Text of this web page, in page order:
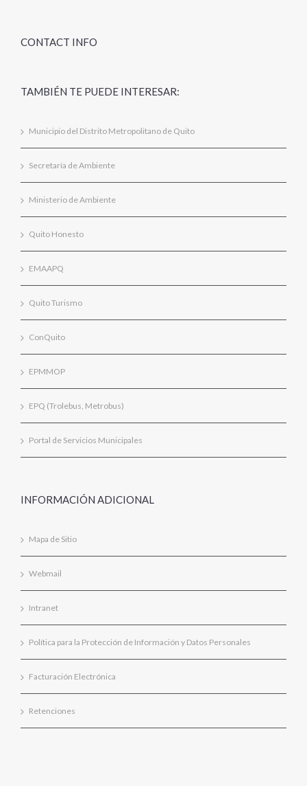
CONTACT INFO
TAMBIÉN TE PUEDE INTERESAR:
Municipio del Distrito Metropolitano de Quito
Secretaría de Ambiente
Ministerio de Ambiente
Quito Honesto
EMAAPQ
Quito Turismo
ConQuito
EPMMOP
EPQ (Trolebus, Metrobus)
Portal de Servicios Municipales
INFORMACIÓN ADICIONAL
Mapa de Sitio
Webmail
Intranet
Política para la Protección de Información y Datos Personales
Facturación Electrónica
Retenciones